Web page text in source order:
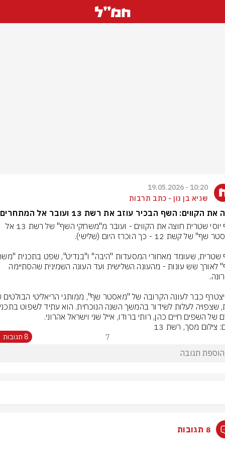
10:20 - 19.05.2026
שגיא בן נון - כתב תרבות
הקווים: השף הבכיר עוזב את רשת 13 ועובר אל המתחרים
השף יוסי שטרית חוצה את הקווים - ועובר מ"משחקי השף" של רשת 13 אל
של השפים חיים כהן, רותי ברודו, אייל שני וישראל אהרוני.
צילום מסך, רשת 13
7 8 תגובות
8 תגובות